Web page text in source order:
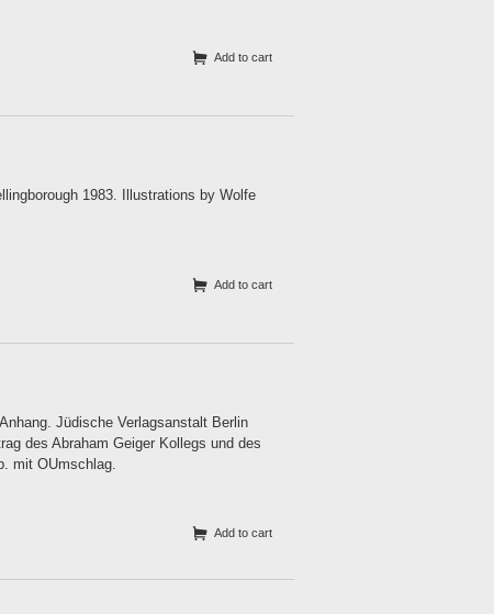
Add to cart
1983. Illustrations by Wolfe
Add to cart
Jüdische Verlagsanstalt Berlin
des Abraham Geiger Kollegs und des
mit OUmschlag.
Add to cart